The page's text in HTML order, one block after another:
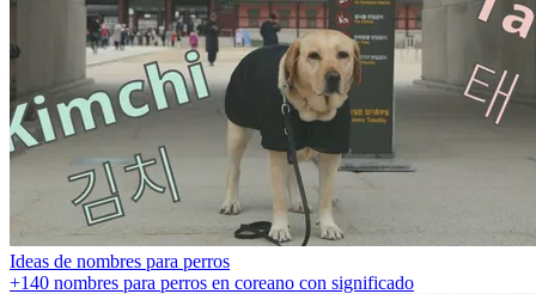
Ideas de nombres para perros
+140 nombres para perros en coreano con significado